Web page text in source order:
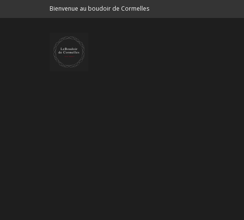
Bienvenue au boudoir de Cormelles